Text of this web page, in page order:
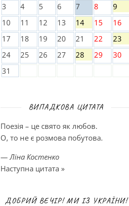
3
4 5 6 7 8
9
10
11 12 13 14 15
16
17
18 19 20 21 22
23
24
25 26 27 28 29
30
31
ВИПАДКОВА ЦИТАТА
Поезія – це свято як любов.
О, то не є розмова побутова.
—Ліна Костенко
Наступна цитата »
ДОБРИЙ ВЕЧІР! МИ ІЗ УКРАЇНИ!